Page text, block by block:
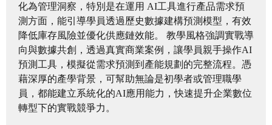
化為管理洞察，特別是在運用 AI工具進行產品需求預
測方面，能引導學員透過歷史數據建構預測模型，有效
降低庫存風險並優化供應鏈效能。 教學風格強調實戰導
向與數據共創，透過真實商業案例，讓學員親手操作AI
預測工具，模擬從需求預測到產能規劃的完整流程。憑
藉深厚的產學背景，可幫助無論是初學者或管理職學
員，都能建立系統化的AI應用能力，快速提升企業數位
轉型下的實戰競爭力。